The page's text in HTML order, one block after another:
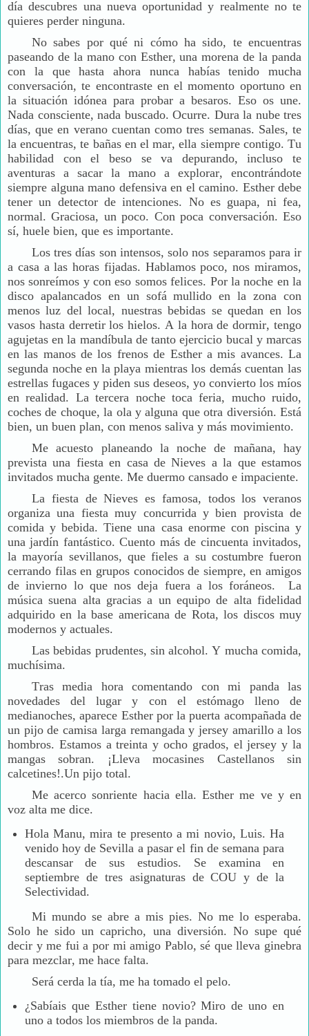
día descubres una nueva oportunidad y realmente no te
quieres perder ninguna.
No sabes por qué ni cómo ha sido, te encuentras
paseando de la mano con Esther, una morena de la panda
con la que hasta ahora nunca habías tenido mucha
conversación, te encontraste en el momento oportuno en
la situación idónea para probar a besaros. Eso os une.
Nada consciente, nada buscado. Ocurre. Dura la nube tres
días, que en verano cuentan como tres semanas. Sales, te
la encuentras, te bañas en el mar, ella siempre contigo. Tu
habilidad con el beso se va depurando, incluso te
aventuras a sacar la mano a explorar, encontrándote
siempre alguna mano defensiva en el camino. Esther debe
tener un detector de intenciones. No es guapa, ni fea,
normal. Graciosa, un poco. Con poca conversación. Eso
sí, huele bien, que es importante.
Los tres días son intensos, solo nos separamos para ir
a casa a las horas fijadas. Hablamos poco, nos miramos,
nos sonreímos y con eso somos felices. Por la noche en la
disco apalancados en un sofá mullido en la zona con
menos luz del local, nuestras bebidas se quedan en los
vasos hasta derretir los hielos. A la hora de dormir, tengo
agujetas en la mandíbula de tanto ejercicio bucal y marcas
en las manos de los frenos de Esther a mis avances. La
segunda noche en la playa mientras los demás cuentan las
estrellas fugaces y piden sus deseos, yo convierto los míos
en realidad. La tercera noche toca feria, mucho ruido,
coches de choque, la ola y alguna que otra diversión. Está
bien, un buen plan, con menos saliva y más movimiento.
Me acuesto planeando la noche de mañana, hay
prevista una fiesta en casa de Nieves a la que estamos
invitados mucha gente. Me duermo cansado e impaciente.
La fiesta de Nieves es famosa, todos los veranos
organiza una fiesta muy concurrida y bien provista de
comida y bebida. Tiene una casa enorme con piscina y
una jardín fantástico. Cuento más de cincuenta invitados,
la mayoría sevillanos, que fieles a su costumbre fueron
cerrando filas en grupos conocidos de siempre, en amigos
de invierno lo que nos deja fuera a los foráneos. La
música suena alta gracias a un equipo de alta fidelidad
adquirido en la base americana de Rota, los discos muy
modernos y actuales.
Las bebidas prudentes, sin alcohol. Y mucha comida,
muchísima.
Tras media hora comentando con mi panda las
novedades del lugar y con el estómago lleno de
medianoches, aparece Esther por la puerta acompañada de
un pijo de camisa larga remangada y jersey amarillo a los
hombros. Estamos a treinta y ocho grados, el jersey y la
mangas sobran. ¡Lleva mocasines Castellanos sin
calcetines!.Un pijo total.
Me acerco sonriente hacia ella. Esther me ve y en
voz alta me dice.
Hola Manu, mira te presento a mi novio, Luis. Ha
venido hoy de Sevilla a pasar el fin de semana para
descansar de sus estudios. Se examina en
septiembre de tres asignaturas de COU y de la
Selectividad.
Mi mundo se abre a mis pies. No me lo esperaba.
Solo he sido un capricho, una diversión. No supe qué
decir y me fui a por mi amigo Pablo, sé que lleva ginebra
para mezclar, me hace falta.
Será cerda la tía, me ha tomado el pelo.
¿Sabíais que Esther tiene novio? Miro de uno en
uno a todos los miembros de la panda.